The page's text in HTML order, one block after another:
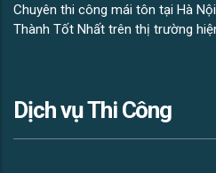
Chuyên thi công mái tôn tại Hà
Thành Tốt Nhất trên thị trường hiện
Dịch vụ Thi Công